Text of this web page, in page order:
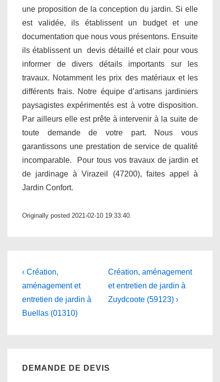
une proposition de la conception du jardin. Si elle
est validée, ils établissent un budget et une
documentation que nous vous présentons. Ensuite
ils établissent un devis détaillé et clair pour vous
informer de divers détails importants sur les
travaux. Notamment les prix des matériaux et les
différents frais. Notre équipe d’artisans jardiniers
paysagistes expérimentés est à votre disposition.
Par ailleurs elle est prête à intervenir à la suite de
toute demande de votre part. Nous vous
garantissons une prestation de service de qualité
incomparable. Pour tous vos travaux de jardin et
de jardinage à Virazeil (47200), faites appel à
Jardin Confort.
Originally posted 2021-02-10 19:33:40.
Navigation
de
l’article
Previous
Post
is
‹ Création,
aménagement et
entretien de jardin à
Buellas (01310)
Next
Post
is
Création, aménagement
et entretien de jardin à
Zuydcoote (59123) ›
DEMANDE DE DEVIS